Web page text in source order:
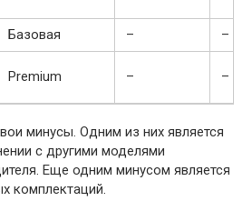
Базовая –
–
Premium – –
минусы. Одним из них является
с другими моделями
Еще одним минусом является
комплектаций.